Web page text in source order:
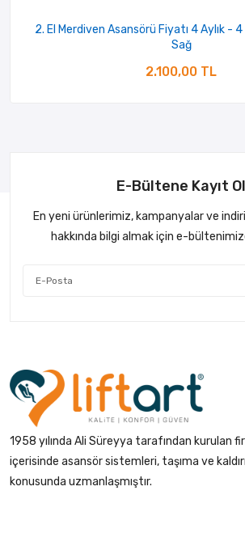
2. El Merdiven Asansörü Fiyatı 4 Aylık -
Sağ
2.100,00 TL
E-Bültene Kayıt Ol
En yeni ürünlerimiz, kampanyalar ve
hakkında bilgi almak için e-
1958 yılında Ali Süreyya tarafından kurulan
içerisinde asansör sistemleri, taşıma ve
konusunda uzmanlaşmıştır.